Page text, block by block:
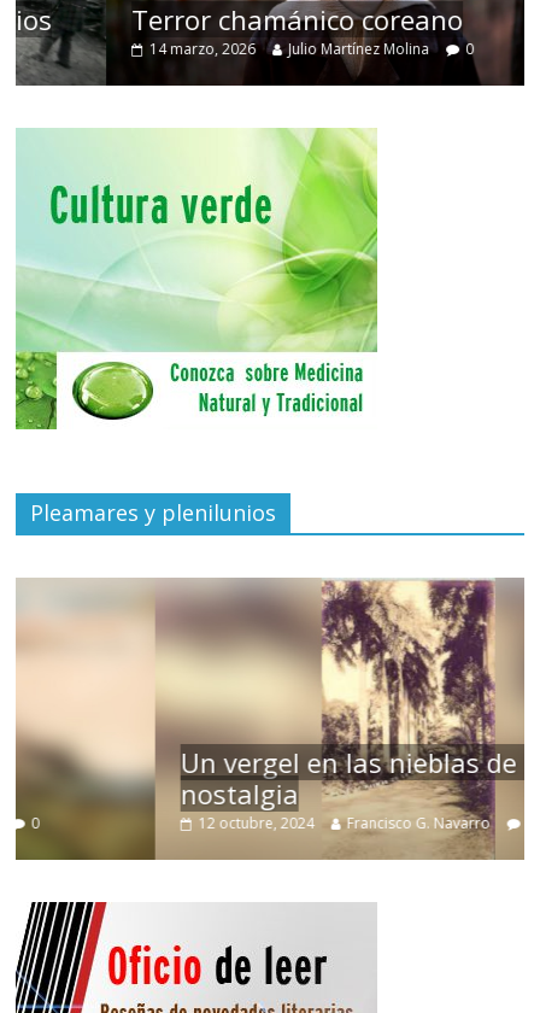
Terror chamánico coreano
14 marzo, 2026 Julio Martínez Molina 0
Pleamares y plenilunios
Un vergel en las nieblas de la
nostalgia
Francisco G. Navarro 0